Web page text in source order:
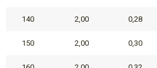
140 2,00 0,28
150 2,00 0,30